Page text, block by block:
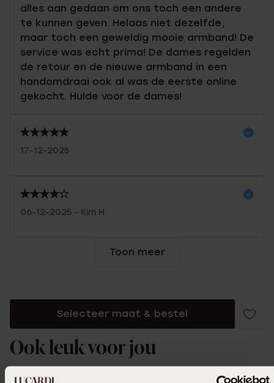
alles aan gedaan om ons toch een andere
te kunnen geven. Helaas niet dezelfde,
maar toch een geweldig mooie armband! De
service was echt prima! De dames regelden
de retour en de nieuwe armband in een
handomdraai ook al was de eerste online
gekocht. Hulde voor de dames!
17-12-2025
06-12-2025 - Kim H.
Toon meer
Selecteer maat & bestel
Ook leuk voor jou